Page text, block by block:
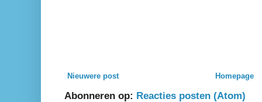
Nieuwere post Homepage
Abonneren op: Reacties posten (Atom)